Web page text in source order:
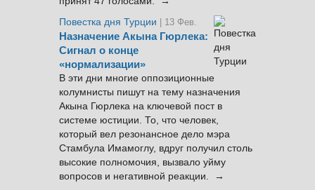
Повестка дня Турции
| 13 Фев.
Назначение Акына Гюрлека:
Сигнал о конце
«нормализации»
В эти дни многие оппозиционные
колумнисты пишут на тему назначения
Акына Гюрлека на ключевой пост в
системе юстиции. То, что человек,
который вел резонансное дело мэра
Стамбула Имамоглу, вдруг получил столь
высокие полномочия, вызвало уйму
вопросов и негативной реакции. →